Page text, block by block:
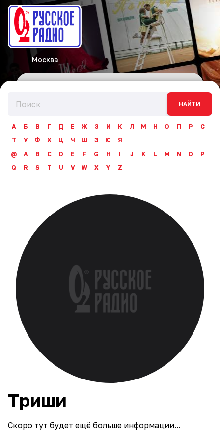
Москва
НАЙТИ
А Б В Г Д Е Ж З И К Л М Н О П Р
С
Т
У Ф Х Ц Ч Ш Э Ю
Я
@
A B C D E F G H I J K L M N O
P
Q
R S T U V W X Y Z
Триши
Скоро тут будет ещё больше информации...